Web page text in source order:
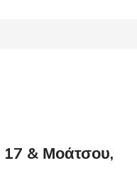
17 & Μοάτσου,